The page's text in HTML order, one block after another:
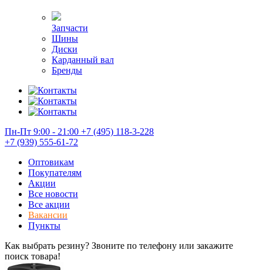
Запчасти
Шины
Диски
Карданный вал
Бренды
Пн-Пт 9:00 - 21:00 +7 (495) 118-3-228
+7 (939) 555-61-72
Оптовикам
Покупателям
Акции
Все новости
Все акции
Вакансии
Пункты
Как выбрать резину? Звоните по телефону или закажите
поиск товара!